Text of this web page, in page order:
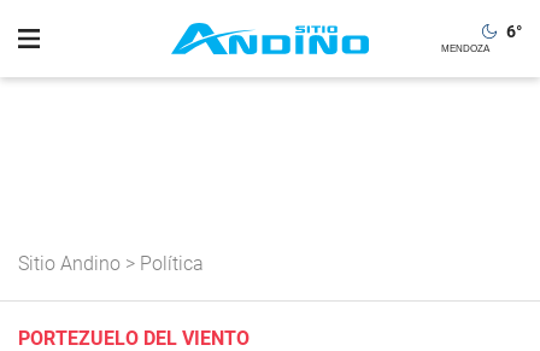
6°
Sitio Andino > Política
PORTEZUELO DEL VIENTO